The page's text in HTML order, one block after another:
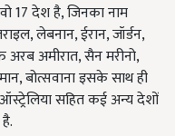
17 देश है, जिनका नाम
लेबनान, ईरान, जॉर्डन,
अरब अमीरात, सैन मरीनो,
बोत्सवाना इसके साथ ही
सहित कई अन्य देशों